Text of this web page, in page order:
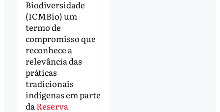
Biodiversidade
(ICMBio) um
termo de
compromisso que
reconhece a
relevância das
práticas
tradicionais
indígenas em parte
da Reserva